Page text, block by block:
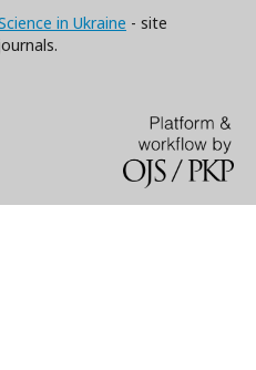
in Ukraine - site